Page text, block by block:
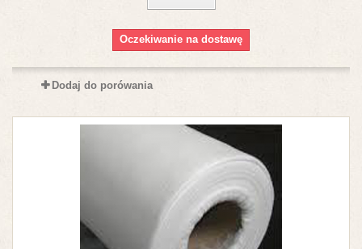
Oczekiwanie na dostawę
Dodaj do porówania